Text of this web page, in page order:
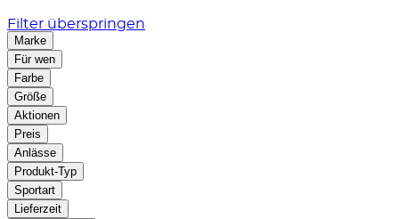
Filter überspringen
Marke
Für wen
Farbe
Größe
Aktionen
Preis
Anlässe
Produkt-Typ
Sportart
Lieferzeit